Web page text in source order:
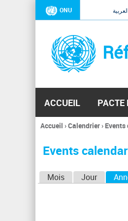
ONU
ACCUEIL
Vous
ici
Accueil ›Calendrier›
Events calendar
Mois Jour